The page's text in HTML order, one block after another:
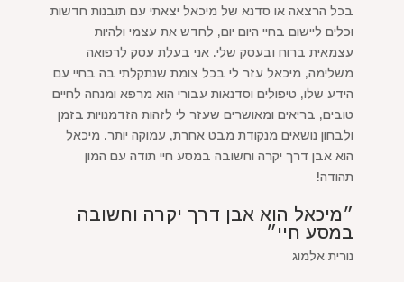
בכל הרצאה או סדנא של מיכאל יצאתי עם תובנות חדשות
וכלים ליישום בחיי היום יום, לחדש את עצמי ולהיות
עצמאית ברוח ובעסק שלי. אני בעלת עסק לרפואה
משלימה, מיכאל עזר לי בכל צומת שנתקלתי בה בחיי עם
הידע שלו, טיפולים וסדנאות עבורי הוא מרפא ומנחה לחיים
טובים, בריאים ומאושרים שעזר לי לזהות הזדמנויות בזמן
ולבחון נושאים מנקודת מבט אחרת, עמוקה יותר. מיכאל
הוא אבן דרך יקרה וחשובה במסע חיי תודה עם המון
תהודה!
״מיכאל הוא אבן דרך יקרה וחשובה
במסע חיי״
נורית אלמוג